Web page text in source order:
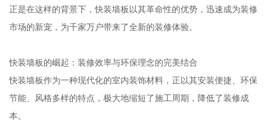
正是在这样的背景下，快装墙板以其革命性的优势，迅速成为装修
市场的新宠，为千家万户带来了全新的装修体验。
快装墙板的崛起：装修效率与环保理念的完美结合
快装墙板作为一种现代化的室内装饰材料，正以其安装便捷、环保
节能、风格多样的特点，极大地缩短了施工周期，降低了装修成
本。